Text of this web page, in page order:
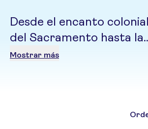
Desde el encanto
del Sacramento hasta la
sofisticación de Punta del
Mostrar más